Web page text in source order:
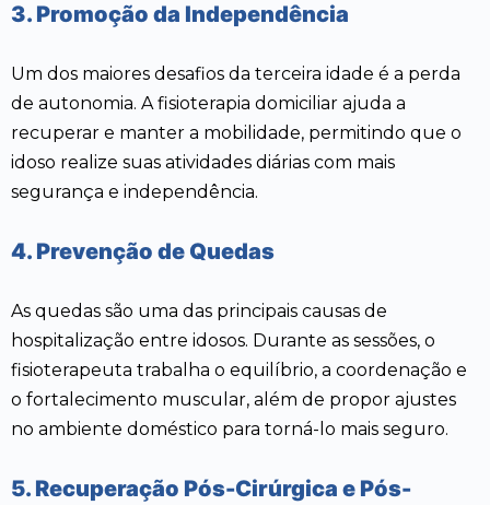
3. Promoção da Independência
Um dos maiores desafios da terceira idade é a perda
de autonomia. A fisioterapia domiciliar ajuda a
recuperar e manter a mobilidade, permitindo que o
idoso realize suas atividades diárias com mais
segurança e independência.
4. Prevenção de Quedas
As quedas são uma das principais causas de
hospitalização entre idosos. Durante as sessões, o
fisioterapeuta trabalha o equilíbrio, a coordenação e
o fortalecimento muscular, além de propor ajustes
no ambiente doméstico para torná-lo mais seguro.
5. Recuperação Pós-Cirúrgica e Pós-